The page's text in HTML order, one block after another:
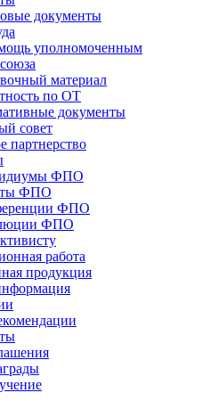
документы
уполномоченным
материал
по ОТ
документы
совет
партнерство
ФПО
ФПО
ФПО
ФПО
работа
продукция